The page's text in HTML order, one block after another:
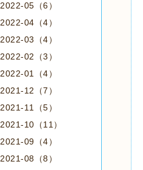
2022-05（6）
2022-04（4）
2022-03（4）
2022-02（3）
2022-01（4）
2021-12（7）
2021-11（5）
2021-10（11）
2021-09（4）
2021-08（8）